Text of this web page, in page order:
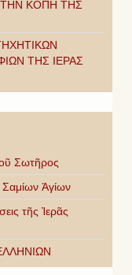
ΚΟΠΗ ΤΗΣ
ΤΗΣ ΙΕΡΑΣ
Σωτῆρος
Ἁγίων
τῆς Ἱερᾶς